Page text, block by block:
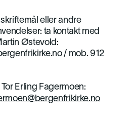
eller andre
ta kontakt med
Østevold:
/ mob. 912
Erling Fagermoen: